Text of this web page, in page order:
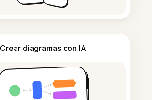
Crear diagramas con IA